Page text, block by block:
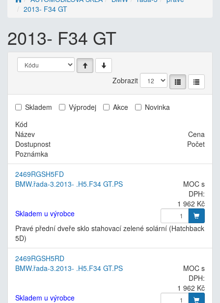
2013- F34 GT
2013- F34 GT
Zobrazit
Skladem Výprodej Akce
Novinka
Kód
Název
Cena
Dostupnost
Počet
Poznámka
2469RGSH5FD
BMW.řada-3.2013- .H5.F34 GT.PS
MOC s
DPH:
1 962 Kč
Skladem u výrobce
Pravé přední dveře sklo stahovací zelené solární (Hatchback
5D)
2469RGSH5RD
BMW.řada-3.2013- .H5.F34 GT.PS
MOC s
DPH:
1 962 Kč
Skladem u výrobce